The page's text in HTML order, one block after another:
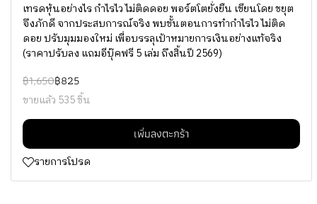
เทรดหุ้นอย่างไร กำไรไว ไม่ติดดอย พอร์ตโตยั่งยืน เขียนโดย ชยุต
จึงภักดี จากประสบการณ์จริง พบขั้นตอนการทำกำไรไว ไม่ติด
ดอย ปรับมุมมองใหม่ เพื่อบรรลุเป้าหมายการเงินอย่างแท้จริง
(ราคาปรับลง แถมอีบุ๊คฟรี 5 เล่ม ถึงสิ้นปี 2569)
฿1,650฿825
ขายแล้ว 535 ชิ้น
เพิ่มลงตะกร้า
รายการโปรด